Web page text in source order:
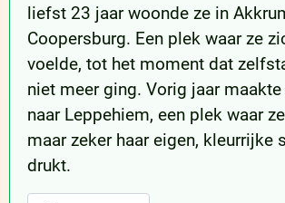
liefst 23 jaar woonde ze in
Coopersburg. Een plek waar ze
voelde, tot het moment dat
niet meer ging. Vorig jaar
naar Leppehiem, een plek waar
maar zeker haar eigen, kleurrijke
drukt.